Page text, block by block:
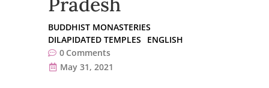
BUDDHIST MONASTERIES
DILAPIDATED TEMPLES
ENGLISH
0 Comments
May 31, 2021